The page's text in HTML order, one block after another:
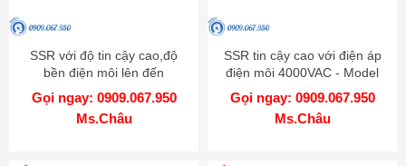
SSR với độ tin cậy cao,độ
bền điện môi lên đến
4000VAC - Model SRC1
Gọi ngay: 0909.067.950
Ms.Châu
SSR tin cậy cao với điện áp
điện môi 4000VAC - Model
SRH1
Gọi ngay: 0909.067.950
Ms.Châu